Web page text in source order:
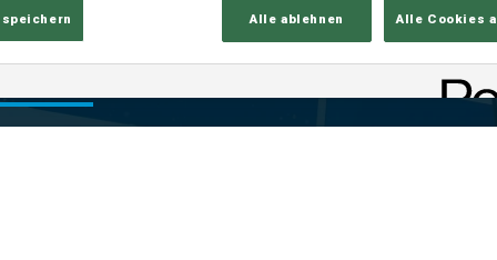
Ski-Zeit
Alle ablehnen Alle Cookies